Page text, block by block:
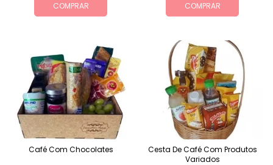
COMPRAR COMPRAR
Café Com Chocolates
Cesta De Café Com Produtos
Variados